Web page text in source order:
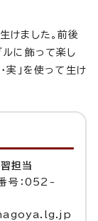
けました。前後
ルに飾って楽し
実」を使って生け
担当
号：052-